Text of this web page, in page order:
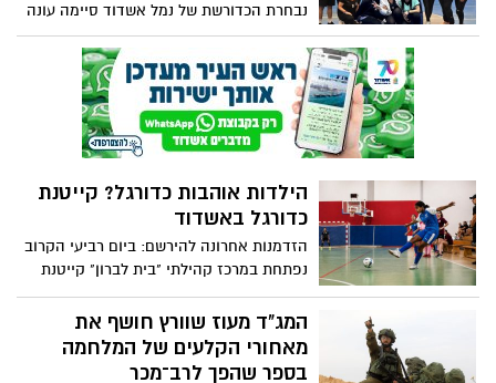
במסגרת "קפה תרבות" בגן יבנה, בהובלת
מרסל בן שמחון. במשך ארבעה מפגשים
התמלא האולם במשתתפים שבאו לשמוע
ויצאו עם הרבה יותר מזה.
נבחרת הכדורשת של נמל אשדוד סיימה עונה
מוצלחת במיוחד עם הישג מרשים ; המקום
הראשון בליגה למקומות עבודה
הילדות אוהבות כדורגל? קייטנת
כדורגל באשדוד
הזדמנות אחרונה להירשם: ביום רביעי הקרוב
נפתחת במרכז קהילתי "בית לברון" קייטנת
כדורגל לילדות תלמידות כיתות ג'-ז'.
המג"ד מעוז שוורץ חושף את
מאחורי הקלעים של המלחמה
בספר שהפך לרב־מכר